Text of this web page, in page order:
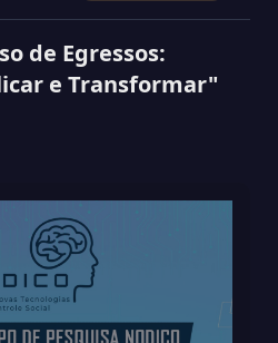
de Egressos:
e Transformar"